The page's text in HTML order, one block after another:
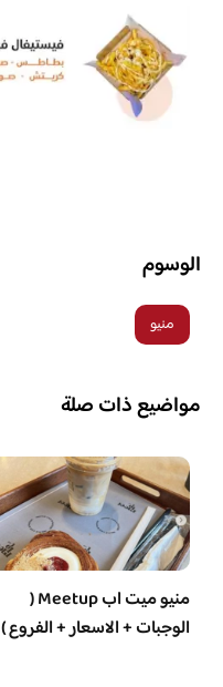
الوسوم
منيو
مواضيع ذات صلة
منيو ميت اب Meetup (
الوجبات + الاسعار + الفروع )